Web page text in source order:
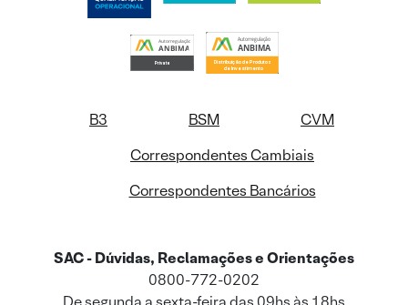
B3 BSM
CVM
Correspondentes Cambiais
Correspondentes Bancários
SAC - Dúvidas, Reclamações e Orientações
0800-772-0202